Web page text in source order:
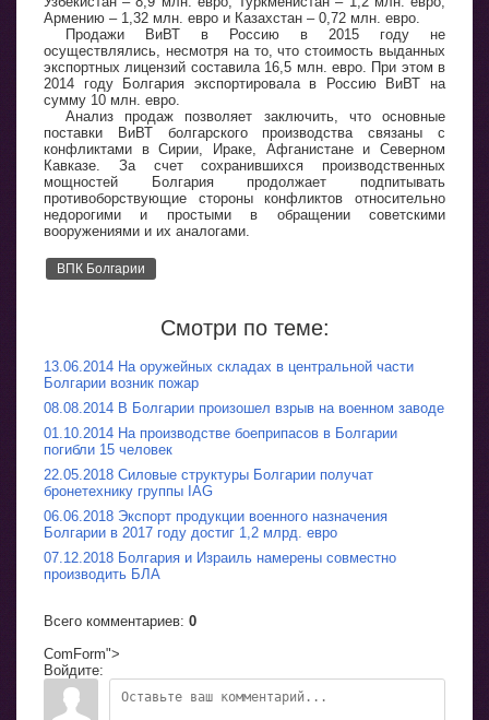
Армению – 1,32 млн. евро и Казахстан – 0,72 млн. евро.
Продажи ВиВТ в Россию в 2015 году не
осуществлялись, несмотря на то, что стоимость выданных
экспортных лицензий составила 16,5 млн. евро. При этом в
2014 году Болгария экспортировала в Россию ВиВТ на
сумму 10 млн. евро.
Анализ продаж позволяет заключить, что основные
поставки ВиВТ болгарского производства связаны с
конфликтами в Сирии, Ираке, Афганистане и Северном
Кавказе. За счет сохранившихся производственных
мощностей Болгария продолжает подпитывать
противоборствующие стороны конфликтов относительно
недорогими и простыми в обращении советскими
вооружениями и их аналогами.
ВПК Болгарии
Смотри по теме:
13.06.2014 На оружейных складах в центральной части
Болгарии возник пожар
08.08.2014 В Болгарии произошел взрыв на военном заводе
01.10.2014 На производстве боеприпасов в Болгарии
погибли 15 человек
22.05.2018 Силовые структуры Болгарии получат
бронетехнику группы IAG
06.06.2018 Экспорт продукции военного назначения
Болгарии в 2017 году достиг 1,2 млрд. евро
07.12.2018 Болгария и Израиль намерены совместно
производить БЛА
Всего комментариев: 0
ComForm">
Войдите: